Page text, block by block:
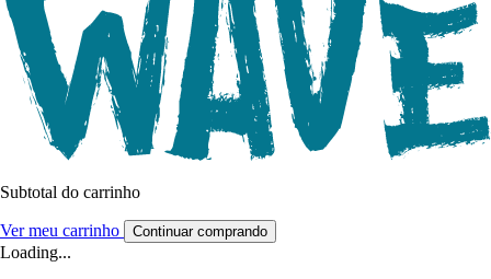
Subtotal do carrinho
Ver meu carrinho Continuar comprando
Loading...